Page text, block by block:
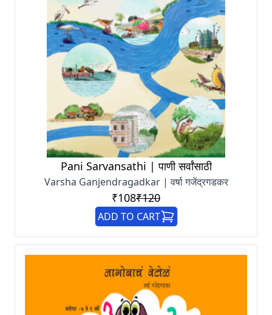
Pani Sarvansathi | पाणी सर्वांसाठी
Varsha Ganjendragadkar | वर्षा गजेंद्रगडकर
₹108₹120
ADD TO CART